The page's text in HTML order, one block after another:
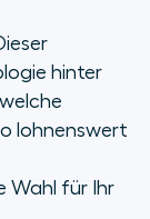
hinter
lohnenswert
Wahl für Ihr